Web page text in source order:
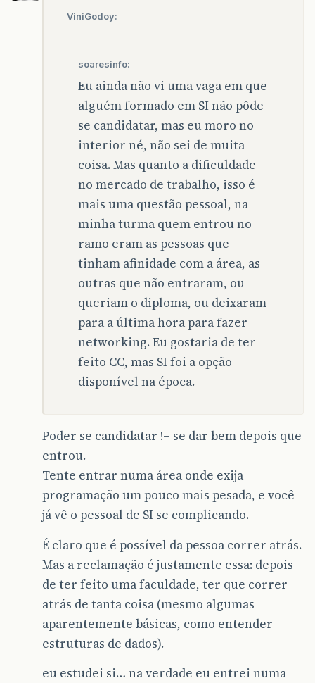
ViniGodoy:
soaresinfo:
Eu ainda não vi uma vaga em que
alguém formado em SI não pôde
se candidatar, mas eu moro no
interior né, não sei de muita
coisa. Mas quanto a dificuldade
no mercado de trabalho, isso é
mais uma questão pessoal, na
minha turma quem entrou no
ramo eram as pessoas que
tinham afinidade com a área, as
outras que não entraram, ou
queriam o diploma, ou deixaram
para a última hora para fazer
networking. Eu gostaria de ter
feito CC, mas SI foi a opção
disponível na época.
Poder se candidatar != se dar bem depois que
entrou.
Tente entrar numa área onde exija
programação um pouco mais pesada, e você
já vê o pessoal de SI se complicando.
É claro que é possível da pessoa correr atrás.
Mas a reclamação é justamente essa: depois
de ter feito uma faculdade, ter que correr
atrás de tanta coisa (mesmo algumas
aparentemente básicas, como entender
estruturas de dados).
eu estudei si… na verdade eu entrei numa